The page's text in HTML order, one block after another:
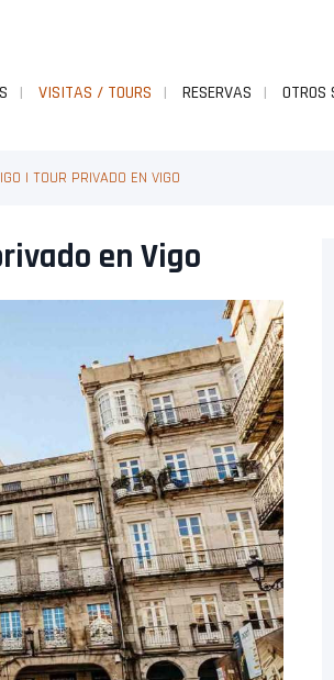
VISITAS / TOURS RESERVAS OTROS
| TOUR PRIVADO EN VIGO
en Vigo